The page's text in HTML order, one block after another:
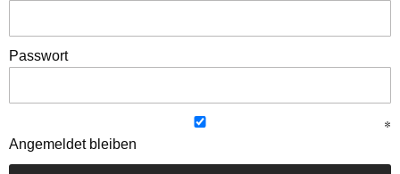
Passwort
Angemeldet bleiben